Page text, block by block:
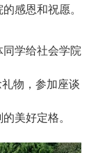
感恩和祝愿。
学给社会学院
物，参加座谈
美好定格。